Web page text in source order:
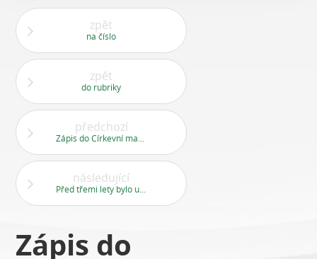
zpět
na číslo
zpět
do rubriky
předchozí
následující
Zápis do